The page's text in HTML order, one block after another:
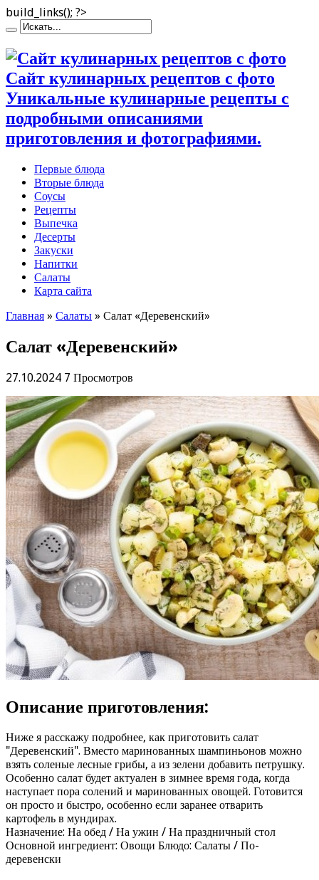
build_links(); ?>
Сайт кулинарных рецептов с фото
Уникальные кулинарные рецепты с
подробными описаниями
приготовления и фотографиями.
Первые блюда
Вторые блюда
Соусы
Рецепты
Выпечка
Десерты
Закуски
Напитки
Салаты
Карта сайта
Главная » Салаты » Салат «Деревенский»
Салат «Деревенский»
27.10.2024 7 Просмотров
Описание приготовления:
Ниже я расскажу подробнее, как приготовить салат
"Деревенский". Вместо маринованных шампиньонов можно
взять соленые лесные грибы, а из зелени добавить петрушку.
Особенно салат будет актуален в зимнее время года, когда
наступает пора солений и маринованных овощей. Готовится
он просто и быстро, особенно если заранее отварить
картофель в мундирах.
Назначение: На обед / На ужин / На праздничный стол
Основной ингредиент: Овощи Блюдо: Салаты / По-
деревенски